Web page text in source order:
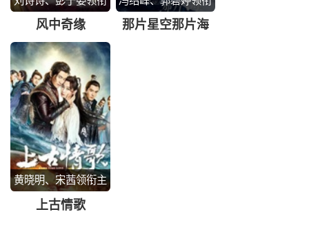
主演
风中奇缘
主演
那片星空那片海
黄晓明、宋茜领衔主
演
上古情歌